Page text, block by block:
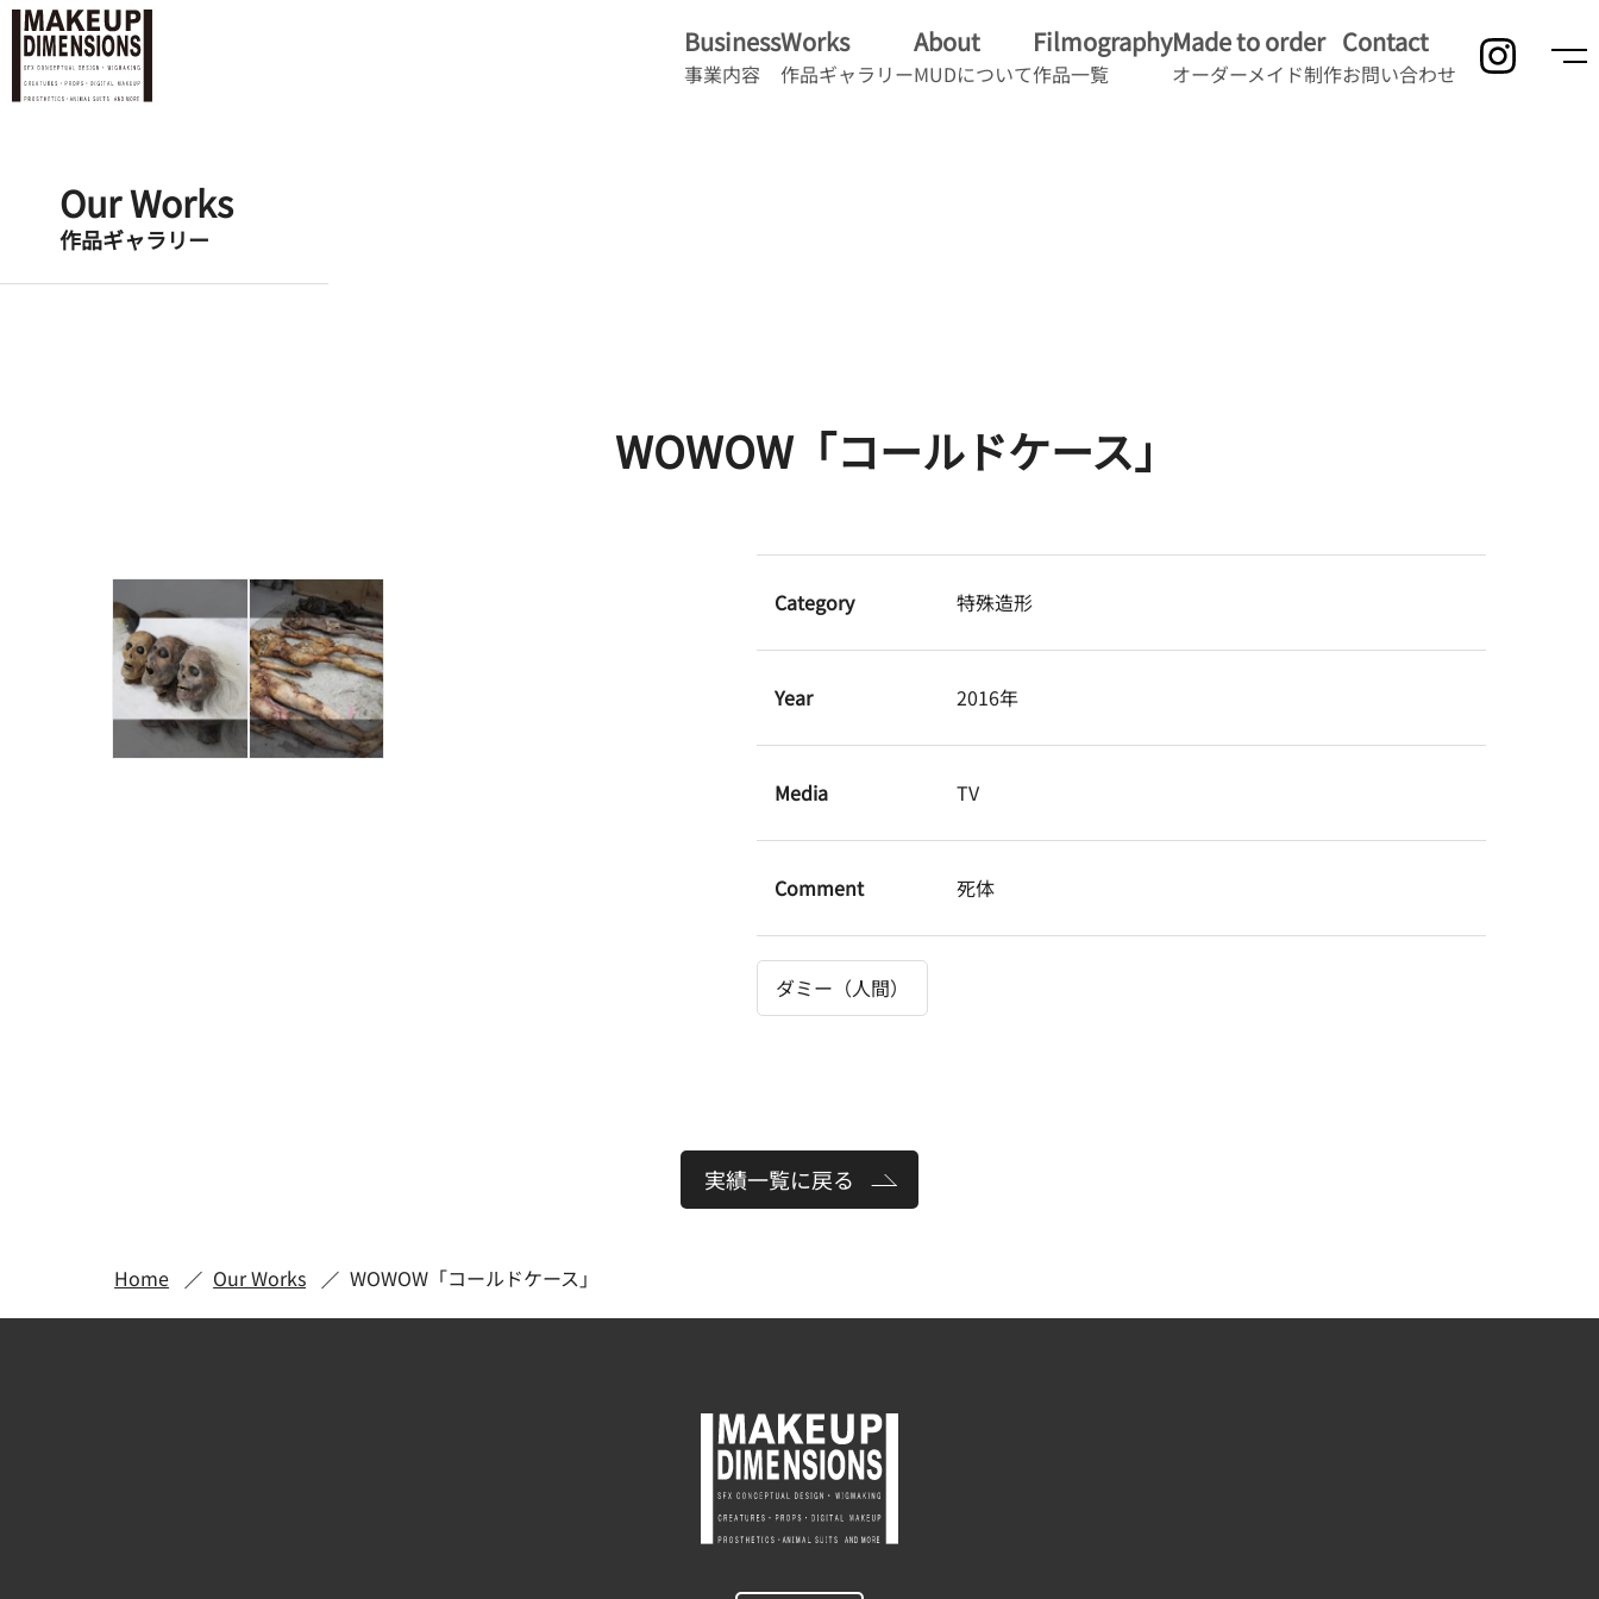
Business
事業内容
Works
作品ギャラリー
About
MUDについて
Filmography
作品一覧
Made to order
オーダーメイド制作
Contact
お問い合わせ
Our Works
作品ギャラリー
WOWOW「コールドケース」
Category 特殊造形
Year 2016年
Media TV
Comment 死体
ダミー（人間）
実績一覧に戻る
Home Our Works WOWOW「コールドケース」